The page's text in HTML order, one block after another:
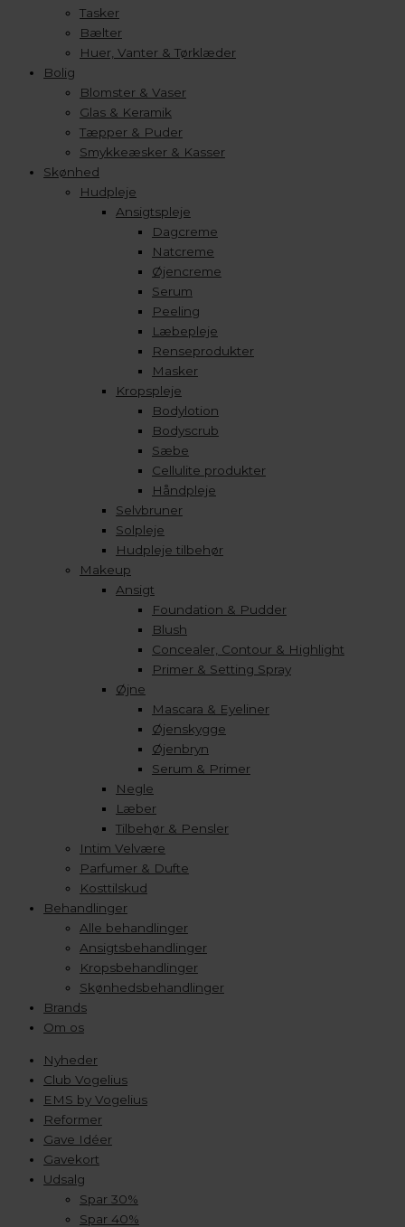
Tasker
Bælter
Huer, Vanter & Tørklæder
Bolig
Blomster & Vaser
Glas & Keramik
Tæpper & Puder
Smykkeæsker & Kasser
Skønhed
Hudpleje
Ansigtspleje
Dagcreme
Natcreme
Øjencreme
Serum
Peeling
Læbepleje
Renseprodukter
Masker
Kropspleje
Bodylotion
Bodyscrub
Sæbe
Cellulite produkter
Håndpleje
Selvbruner
Solpleje
Hudpleje tilbehør
Makeup
Ansigt
Foundation & Pudder
Blush
Concealer, Contour & Highlight
Primer & Setting Spray
Øjne
Mascara & Eyeliner
Øjenskygge
Øjenbryn
Serum & Primer
Negle
Læber
Tilbehør & Pensler
Intim Velvære
Parfumer & Dufte
Kosttilskud
Behandlinger
Alle behandlinger
Ansigtsbehandlinger
Kropsbehandlinger
Skønhedsbehandlinger
Brands
Om os
Nyheder
Club Vogelius
EMS by Vogelius
Reformer
Gave Idéer
Gavekort
Udsalg
Spar 30%
Spar 40%